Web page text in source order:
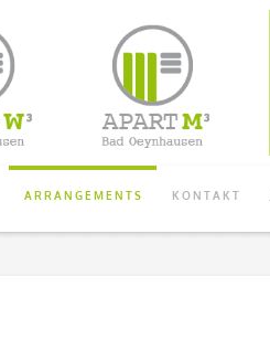
ARRANGEMENTS KONTAKT